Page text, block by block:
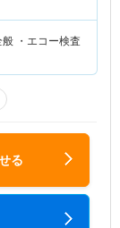
般 ・エコー検査
る